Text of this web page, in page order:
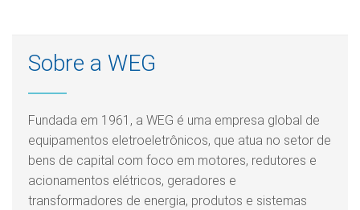
Sobre a WEG
Fundada em 1961, a WEG é uma empresa global de
equipamentos eletroeletrônicos, que atua no setor de
bens de capital com foco em motores, redutores e
acionamentos elétricos, geradores e
transformadores de energia, produtos e sistemas